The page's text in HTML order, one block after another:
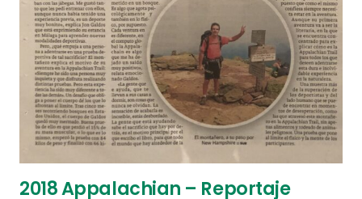
2018 Appalachian – Reportaje